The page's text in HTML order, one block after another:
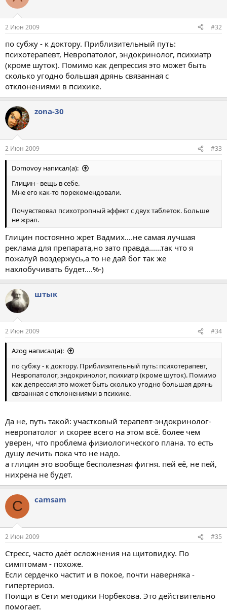
2 Июн 2009 #32
по субжу - к доктору. Приблизительный путь:
психотерапевт, Невропатолог, эндокринолог, психиатр
(кроме шуток). Помимо как депрессия это может быть
сколько угодно большая дрянь связанная с
отклонениями в психике.
zona-30
2 Июн 2009 #33
Domovoy написал(а):
Глицин - вещь в себе.
Мне его как-то порекомендовали.
Почувствовал психотропный эффект с двух таблеток. Больше
не жрал.
Глицин постоянно жрет Вадмих....не самая лучшая
реклама для препарата,но зато правда......так что я
пожалуй воздержусь,а то не дай бог так же
нахлобучивать будет....%-)
штык
2 Июн 2009 #34
Azog написал(а):
по субжу - к доктору. Приблизительный путь: психотерапевт,
Невропатолог, эндокринолог, психиатр (кроме шуток). Помимо
как депрессия это может быть сколько угодно большая дрянь
связанная с отклонениями в психике.
Да не, путь такой: участковый терапевт-эндокринолог-
невропатолог и скорее всего на этом всё. более чем
уверен, что проблема физиологического плана. то есть
душу лечить пока что не надо.
а глицин это вообще бесполезная фигня. пей её, не пей,
нихрена не будет.
C camsam
2 Июн 2009 #35
Стресс, часто даёт осложнения на щитовидку. По
симптомам - похоже.
Если сердечко частит и в покое, почти наверняка -
гипертериоз.
Поищи в Сети методики Норбекова. Это действительно
помогает.